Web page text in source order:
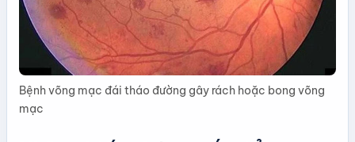
Bệnh võng mạc đái tháo đường gây rách hoặc bong võng
mạc